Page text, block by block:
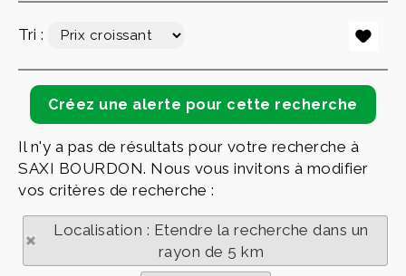
Tri :
Il n'y a pas de résultats pour votre recherche à
SAXI BOURDON. Nous vous invitons à modifier
vos critères de recherche :
Localisation : Etendre la recherche dans un
rayon de 5 km